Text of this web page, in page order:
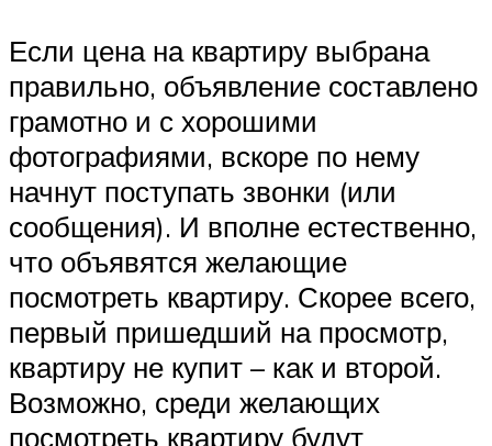
Если цена на квартиру выбрана
правильно, объявление составлено
грамотно и с хорошими
фотографиями, вскоре по нему
начнут поступать звонки (или
сообщения). И вполне естественно,
что объявятся желающие
посмотреть квартиру. Скорее всего,
первый пришедший на просмотр,
квартиру не купит – как и второй.
Возможно, среди желающих
посмотреть квартиру будут